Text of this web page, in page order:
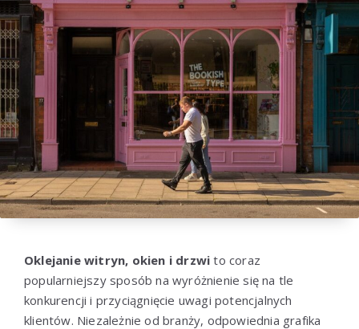
Oklejanie witryn, okien i drzwi to coraz
popularniejszy sposób na wyróżnienie się na tle
konkurencji i przyciągnięcie uwagi potencjalnych
klientów. Niezależnie od branży, odpowiednia grafika